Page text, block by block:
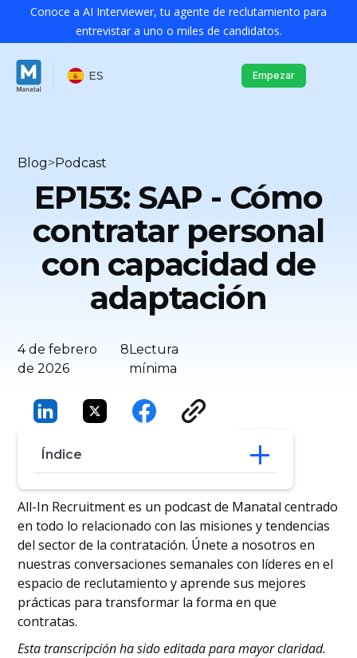
Conoce a AI Interviewer, tu agente de reclutamiento para
entrevistar a uno o miles de candidatos.
ES Empezar
Blog>Podcast
EP153: SAP - Cómo
contratar personal
con capacidad de
adaptación
4 de febrero
de 2026
8Lectura
mínima
Índice
Definición de talento excepcional
Evaluación de la adaptabilidad
Liderazgo sistémico y barreras
Evaluación de la adaptabilidad
Estrategias de talento adaptativas
All-In Recruitment es un podcast de Manatal centrado
en todo lo relacionado con las misiones y tendencias
del sector de la contratación. Únete a nosotros en
nuestras conversaciones semanales con líderes en el
espacio de reclutamiento y aprende sus mejores
prácticas para transformar la forma en que
contratas.
Esta transcripción ha sido editada para mayor claridad.